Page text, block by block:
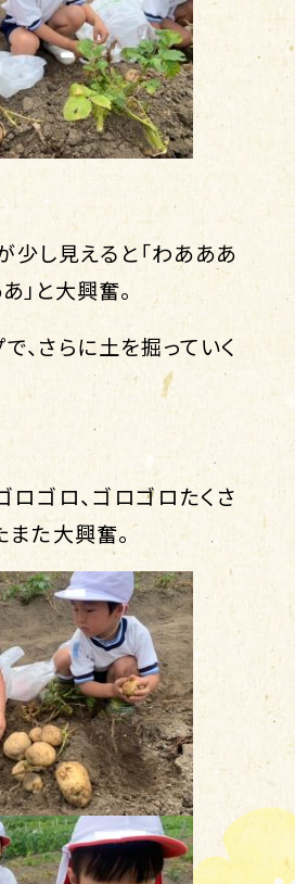
少し見えると「わあああ
」と大興奮。
、さらに土を掘っていく
ロゴロ、ゴロゴロたくさ
た大興奮。